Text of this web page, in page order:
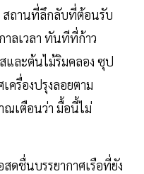
สถานที่ลึกลับที่ต้อนรับ
าลเวลา ทันทีที่ก้าว
และต้นไม้ริมคลอง ซุป
ครื่องปรุงลอยตาม
เตือนว่า มื้อนี้ไม่
ดชื่นบรรยากาศเรือที่ยัง